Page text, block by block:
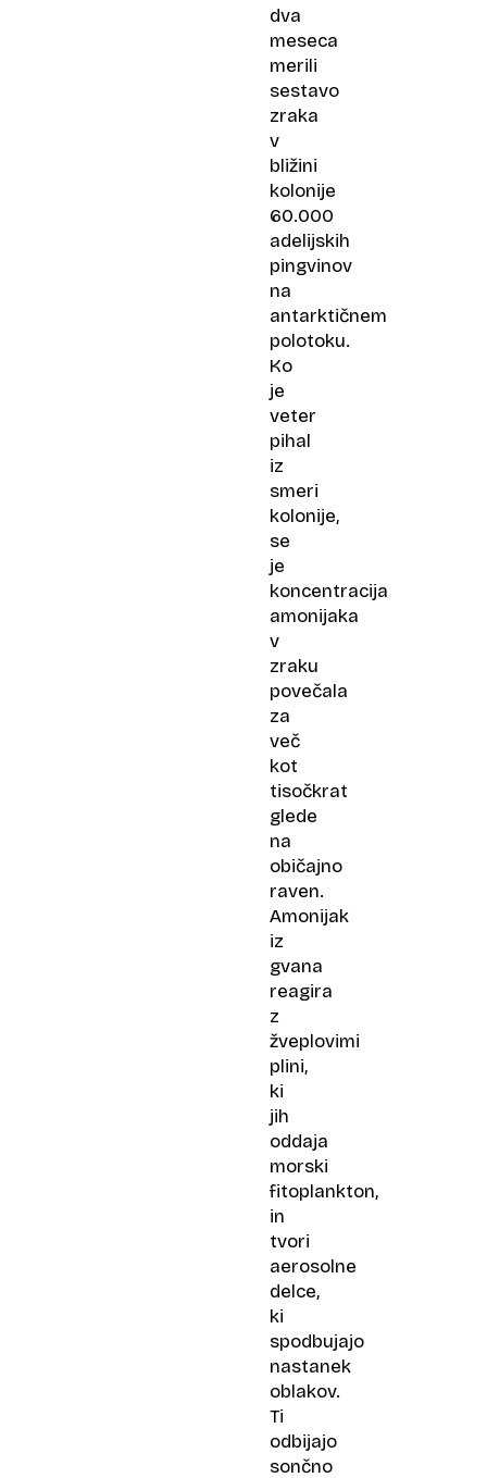
dva
meseca
merili
sestavo
zraka
v
bližini
kolonije
60.000
adelijskih
pingvinov
na
antarktičnem
polotoku.
Ko
je
veter
pihal
iz
smeri
kolonije,
se
je
koncentracija
amonijaka
v
zraku
povečala
za
več
kot
tisočkrat
glede
na
običajno
raven.
Amonijak
iz
gvana
reagira
z
žveplovimi
plini,
ki
jih
oddaja
morski
fitoplankton,
in
tvori
aerosolne
delce,
ki
spodbujajo
nastanek
oblakov.
Ti
odbijajo
sončno